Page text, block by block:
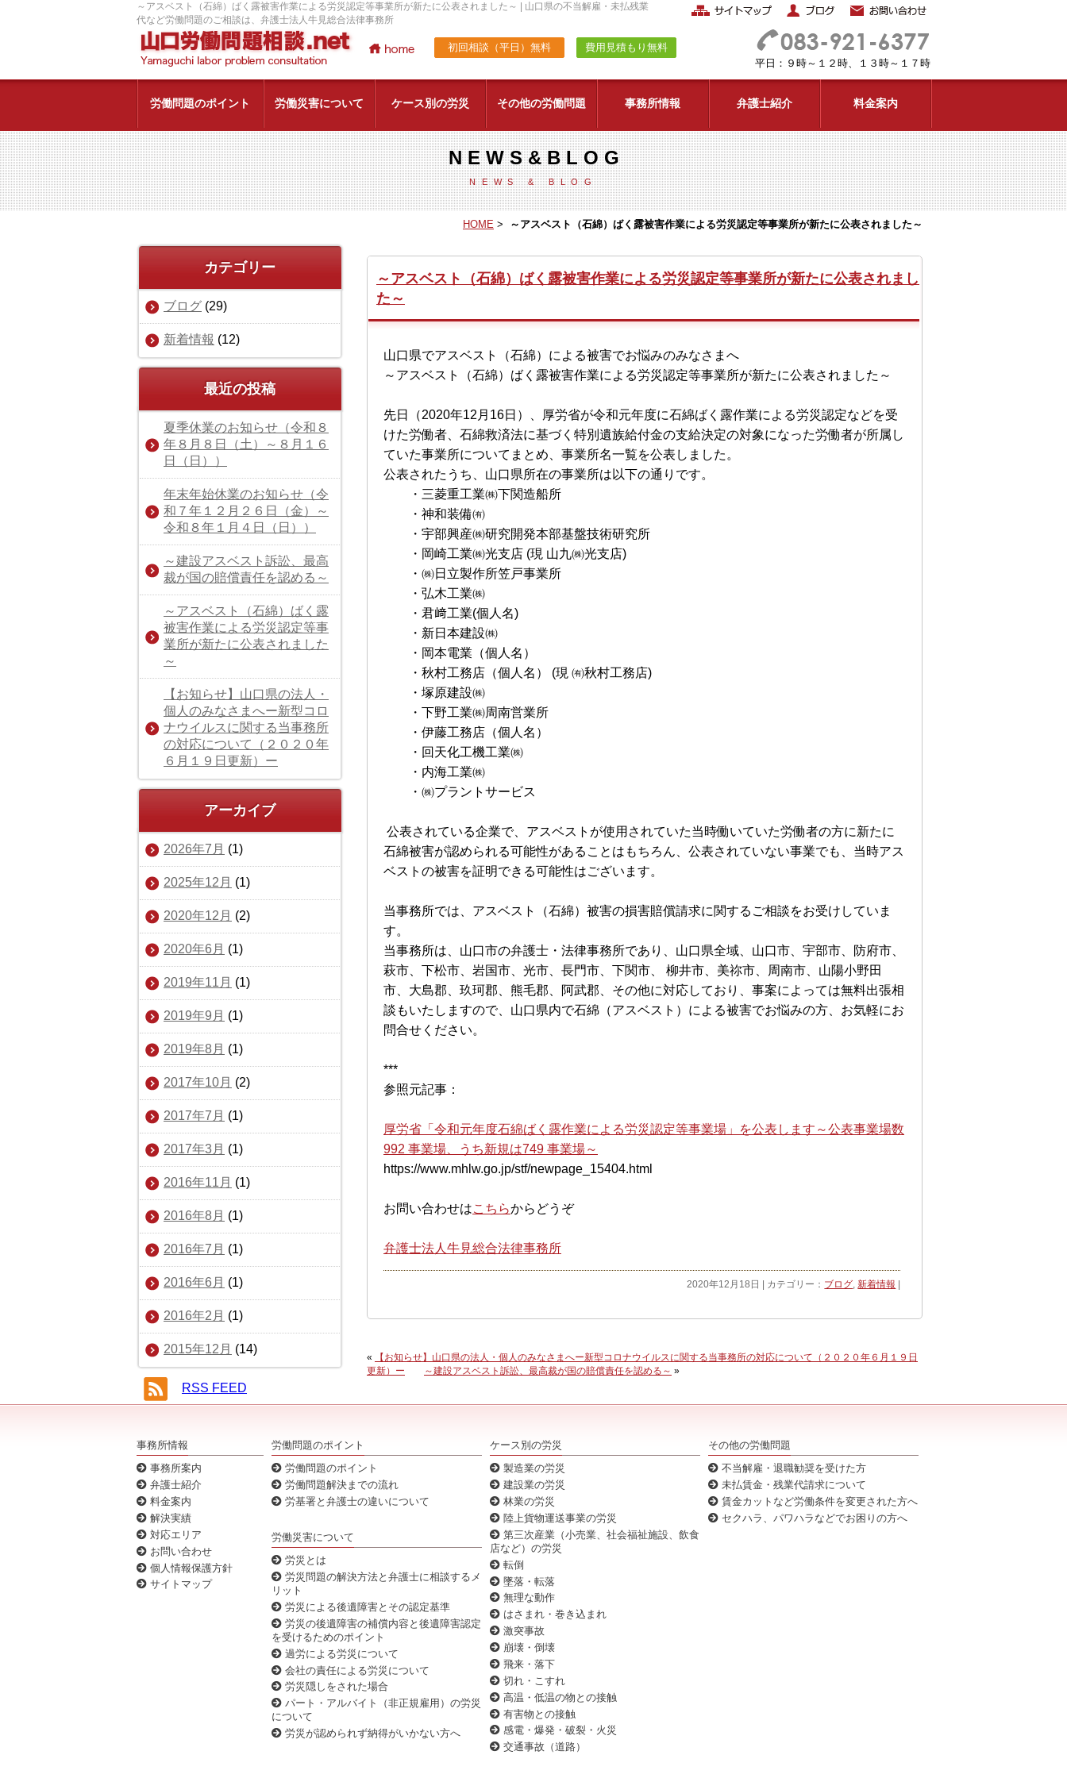
～アスベスト（石綿）ばく露被害作業による労災認定等事業所が新たに公表されました～ | 山口県の不当解雇・未払残業
代など労働問題のご相談は、弁護士法人牛見総合法律事務所
初回相談（平日）無料
費用見積もり無料
平日：９時～１２時、１３時～１７時
労働問題のポイント
労働問題のポイント
労働災害について
労災とは
労災問題の解決方法と弁護士に相談す
るメリット
労災による後遺障害とその認定基準
労災の後遺障害の補償内容と後遺障害
認定を受けるためのポイント
過労による労災について
会社の責任による労災について 労災隠しをされた場合
パート・アルバイト（非正規雇用）の
労災について
労災が認められず納得がいかない方へ
ケース別の労災
製造業の労災 建設業の労災 林業の労災 陸上貨物運送事業の労災
第三次産業（小売業、社会福祉施設、
飲食店など）の労災
転倒 墜落・転落 無理な動作
はさまれ・巻き込まれ 激突事故 崩壊・倒壊 飛来・落下
切れ・こすれ
その他の労働問題
不当解雇・退職勧奨を受けた方
事務所情報
対応エリア お問い合わせ 個人情報保護方針 サイトマップ
弁護士紹介
塩田 菜穂子 弁護士 近藤 裕起 弁護士 戸田 健司 弁護士 野中 嵩之 弁護士 浦部 真奈 弁護士
料金案内
N E W S & B L O G
NEWS & BLOG
HOME > ～アスベスト（石綿）ばく露被害作業による労災認定等事業所が新たに公表されました～
～アスベスト（石綿）ばく露被害作業による労災認定等事業所が新たに公表されまし
た～
山口県でアスベスト（石綿）による被害でお悩みのみなさまへ
～アスベスト（石綿）ばく露被害作業による労災認定等事業所が新たに公表されました～
先日（2020年12月16日）、厚労省が令和元年度に石綿ばく露作業による労災認定などを受
けた労働者、石綿救済法に基づく特別遺族給付金の支給決定の対象になった労働者が所属し
ていた事業所についてまとめ、事業所名一覧を公表しました。
公表されたうち、山口県所在の事業所は以下の通りです。
・三菱重工業㈱下関造船所
・神和装備㈲
・宇部興産㈱研究開発本部基盤技術研究所
・岡崎工業㈱光支店 (現 山九㈱光支店)
・㈱日立製作所笠戸事業所
・弘木工業㈱
・君﨑工業(個人名)
・新日本建設㈱
・岡本電業（個人名）
・秋村工務店（個人名） (現 ㈲秋村工務店)
・塚原建設㈱
・下野工業㈱周南営業所
・伊藤工務店（個人名）
・回天化工機工業㈱
・内海工業㈱
・㈱プラントサービス
公表されている企業で、アスベストが使用されていた当時働いていた労働者の方に新たに
石綿被害が認められる可能性があることはもちろん、公表されていない事業でも、当時アス
ベストの被害を証明できる可能性はございます。
当事務所では、アスベスト（石綿）被害の損害賠償請求に関するご相談をお受けしていま
す。
当事務所は、山口市の弁護士・法律事務所であり、山口県全域、山口市、宇部市、防府市、
萩市、下松市、岩国市、光市、長門市、下関市、 柳井市、美祢市、周南市、山陽小野田
市、大島郡、玖珂郡、熊毛郡、阿武郡、その他に対応しており、事案によっては無料出張相
談もいたしますので、山口県内で石綿（アスベスト）による被害でお悩みの方、お気軽にお
問合せください。
***
参照元記事：
厚労省「令和元年度石綿ばく露作業による労災認定等事業場」を公表します～公表事業場数
992 事業場、うち新規は749 事業場～
https://www.mhlw.go.jp/stf/newpage_15404.html
お問い合わせはこちらからどうぞ
弁護士法人牛見総合法律事務所
2020年12月18日 | カテゴリー： ブログ,新着情報
«
【お知らせ】山口県の法人・個人のみなさまへー新型コロナウイルスに関する当事務所の対応について（２０２０年６月１９日
更新）ー
～建設アスベスト訴訟、最高裁が国の賠償責任を認める～ »
カテゴリー
ブログ (29)
新着情報 (12)
最近の投稿
夏季休業のお知らせ（令和８
年８月８日（土）～８月１６
日（日））
年末年始休業のお知らせ（令
和７年１２月２６日（金）～
令和８年１月４日（日））
～建設アスベスト訴訟、最高
裁が国の賠償責任を認める～
～アスベスト（石綿）ばく露
被害作業による労災認定等事
業所が新たに公表されました
～
【お知らせ】山口県の法人・
個人のみなさまへー新型コロ
ナウイルスに関する当事務所
の対応について（２０２０年
６月１９日更新）ー
アーカイブ
2026年7月 (1)
2025年12月 (1)
2020年12月 (2)
2020年6月 (1)
2019年11月 (1)
2019年9月 (1)
2019年8月 (1)
2017年10月 (2)
2017年7月 (1)
2017年3月 (1)
2016年11月 (1)
2016年8月 (1)
2016年7月 (1)
2016年6月 (1)
2016年2月 (1)
2015年12月 (14)
RSS FEED
事務所情報
事務所案内
弁護士紹介
料金案内
解決実績
対応エリア
お問い合わせ
個人情報保護方針
サイトマップ
労働問題のポイント
労働問題のポイント
労働問題解決までの流れ
労基署と弁護士の違いについて
労働災害について
労災とは
労災問題の解決方法と弁護士に相談するメ
リット
労災による後遺障害とその認定基準
労災の後遺障害の補償内容と後遺障害認定
を受けるためのポイント
過労による労災について
会社の責任による労災について
労災隠しをされた場合
パート・アルバイト（非正規雇用）の労災
について
労災が認められず納得がいかない方へ
ケース別の労災
製造業の労災
建設業の労災
林業の労災
陸上貨物運送事業の労災
第三次産業（小売業、社会福祉施設、飲食
店など）の労災
転倒
墜落・転落
無理な動作
はさまれ・巻き込まれ
激突事故
崩壊・倒壊
飛来・落下
切れ・こすれ
高温・低温の物との接触
有害物との接触
感電・爆発・破裂・火災
交通事故（道路）
その他の労働問題
不当解雇・退職勧奨を受けた方
未払賃金・残業代請求について
賃金カットなど労働条件を変更された方へ
セクハラ、パワハラなどでお困りの方へ